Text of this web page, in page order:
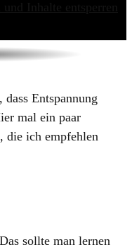
Entspannung
mal ein paar
die ich empfehlen
sollte man lernen